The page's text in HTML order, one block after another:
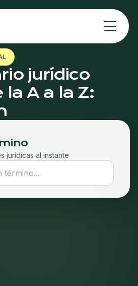
jurídico
la A a la Z:
jurídicas al instante